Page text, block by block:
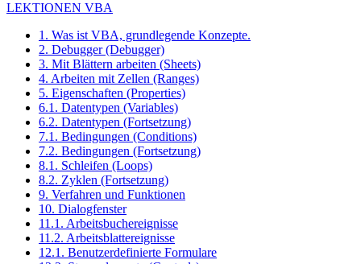
LEKTIONEN VBA
1. Was ist VBA, grundlegende Konzepte.
2. Debugger (Debugger)
3. Mit Blättern arbeiten (Sheets)
4. Arbeiten mit Zellen (Ranges)
5. Eigenschaften (Properties)
6.1. Datentypen (Variables)
6.2. Datentypen (Fortsetzung)
7.1. Bedingungen (Conditions)
7.2. Bedingungen (Fortsetzung)
8.1. Schleifen (Loops)
8.2. Zyklen (Fortsetzung)
9. Verfahren und Funktionen
10. Dialogfenster
11.1. Arbeitsbuchereignisse
11.2. Arbeitsblattereignisse
12.1. Benutzerdefinierte Formulare